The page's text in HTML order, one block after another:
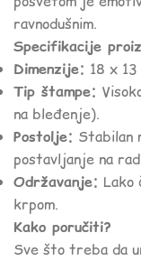
ravnodušnim.
Specifikacije
Dimenzije: 18 x 13
Tip štampe:
na bleđenje).
Postolje: Stabilan
postavljanje na
Održavanje: Lako
krpom.
Kako poručiti?
Sve što treba da